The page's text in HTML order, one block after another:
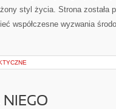
styl życia. Strona została
współczesne wyzwania